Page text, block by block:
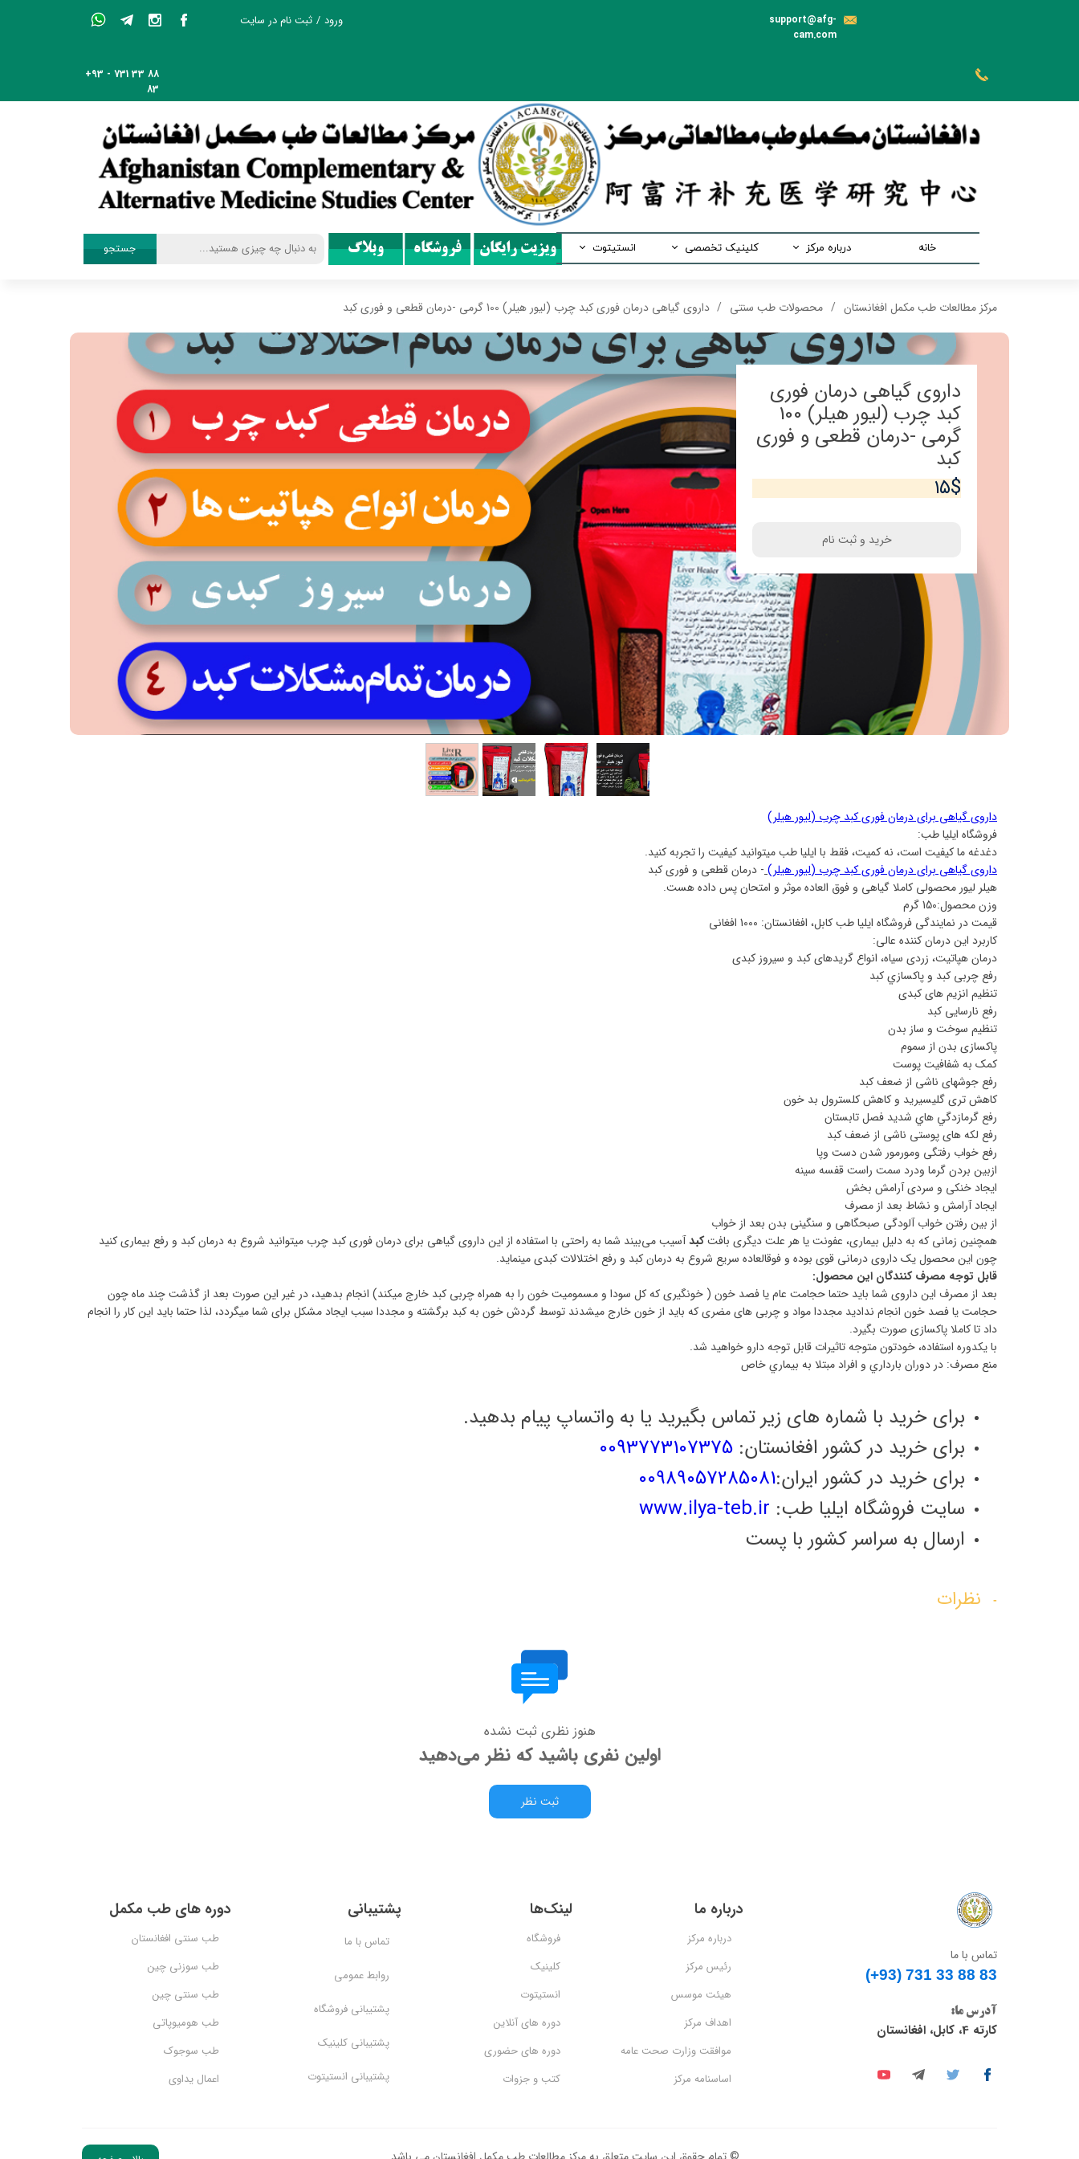
+93 - 731 33 88
83
support@afg-
cam.com
ورود / ثبت نام در سایت
خروج از حساب
کاربری
خانه درباره مرکز
هیئت موسس
اهداف مرکز
اساسنامه مرکز
کلینیک تخصصی
بخش طب سوزنی
بخش طب هومیوپاتی
بخش طب سوجوک
بخش ماساژ
بخش اعمال یداوی
انستیتوت
آموزش طب سوزنی چین
آموزش طب سنتی چین
آموزش طب هومیوپاتی آلمان
آموزش طب سوجوک کوریا
آموزش ماساژ
آموزش اعمال یداوی
آموزش سایر روش های طب مکمل
جستجو فروشگاه وبلاگ ویزیت رایگان
مرکز مطالعات طب مکمل افغانستان محصولات طب سنتی داروی گیاهی درمان فوری کبد چرب (لیور هیلر) 100 گرمی -درمان قطعی و فوری کبد
داروی گیاهی درمان فوری
کبد چرب (لیور هیلر) 100
گرمی -درمان قطعی و فوری
کبد
۱۵$
خرید و ثبت نام
داروی گیاهی برای درمان فوری کبد چرب (لیور هیلر)
فروشگاه ایلیا طب:
دغدغه ما کیفیت است، نه کمیت، فقط با ایلیا طب میتوانید کیفیت را تجربه کنید.
داروی گیاهی برای درمان فوری کبد چرب (لیور هیلر) - درمان قطعی و فوری کبد
هیلر لیور محصولی کاملا گیاهی و فوق العاده موثر و امتحان پس داده هست.
وزن محصول:150 گرم
قیمت در نمایندگی فروشگاه ایلیا طب کابل، افغانستان: 1000 افغانی
کاربرد این درمان کننده عالی:
درمان هپاتیت، زردی سیاه، انواع گریدهای کبد و سیروز کبدی
رفع چربی کبد و پاكسازي كبد
تنظیم انزیم های کبدی
رفع نارسایی کبد
تنظيم سوخت و ساز بدن
پاکسازی بدن از سموم
کمک به شفافیت پوست
رفع جوشهای ناشی از ضعف کبد
کاهش تری گلیسیرید و كاهش کلسترول بد خون
رفع گرمازدگي هاي شديد فصل تابستان
رفع لکه های پوستی ناشی از ضعف کبد
رفع خواب رفتگی ومورمور شدن دست وپا
ازبین بردن گرما ودرد سمت راست قفسه سینه
ایجاد خنکی و سردی آرامش بخش
ایجاد آرامش و نشاط بعد از مصرف
از بین رفتن خواب آلودگی صبحگاهی و سنگینی بدن بعد از خواب
همچنین زمانی که به دلیل بیماری، عفونت یا هر علت دیگری بافتکبدآسیب می‌بیند شما به راحتی با استفاده از این داروی گیاهی برای درمان فوری کبد چرب میتوانید شروع به درمان کبد و رفع بیماری کنید
چون این محصول یک داروی درمانی قوی بوده و فوقالعاده سریع شروع به درمان کبد و رفع اختلالات کبدی مینماید.
قابل توجه مصرف کنندگان این محصول:
بعد از مصرف این داروی شما باید حتما حجامت عام یا فصد خون ( خونگیری که کل سودا و مسمومیت خون را به همراه چربی کبد خارج میکند) انجام بدهید، در غیر این صورت بعد از گذشت چند ماه چون
حجامت یا فصد خون انجام ندادید مجددا مواد و چربی های مضری که باید از خون خارج میشدند توسط گردش خون به کبد برگشته و مجددا سبب ایجاد مشکل برای شما میگردد، لذا حتما باید این کار را انجام
داد تا کاملا پاکسازی صورت بگیرد.
با يكدوره استفاده، خودتون متوجه تاثیرات قابل توجه دارو خواهید شد.
منع مصرف: در دوران بارداري و افراد مبتلا به بيماري خاص
برای خرید با شماره های زیر تماس بگیرید یا به واتساپ پیام بدهید.
برای خرید در کشور افغانستان: 0093773107375
برای خرید در کشور ایران:00989057285081
سایت فروشگاه ایلیا طب: www.ilya-teb.ir
ارسال به سراسر کشور با پست
نظرات
هنوز نظری ثبت نشده
اولین نفری باشید که نظر می‌دهید
ثبت نظر
تماس با ما
(+93) 731 33 88 83​​​​​​​
آدرس ما:
کارته 4، کابل، افغانستان
درباره مرکز
رئیس مرکز
هیئت موسس
اهداف مرکز
موافقت وزارت صحت عامه
اساسنامه مرکز
درباره ما لینک‌ها
فروشگاه
کلینیک
انستیتوت
دوره های آنلاین
دوره های حضوری
کتب و جزوات
دوره های طب مکمل
طب سنتی افغانستان
طب سوزنی چین
طب سنتی چین
طب هومیوپاتی
طب سوجوک
اعمال یداوی
پشتیبانی
تماس با ما
روابط عمومی
پشتیبانی فروشگاه
پشتیبانی کلینیک
پشتیبانی انستیتوت